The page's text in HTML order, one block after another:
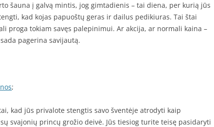
šauna į galvą mintis, jog gimtadienis – tai diena, per kurią jūs
kad kojas papuoštų geras ir dailus pedikiuras. Tai štai
proga tokiam savęs palepinimui. Ar akcija, ar normali kaina –
pagerina savijautą.
;
kad jūs privalote stengtis savo šventėje atrodyti kaip
svajonių princų grožio deivė. Jūs tiesiog turite teisę pasidaryti